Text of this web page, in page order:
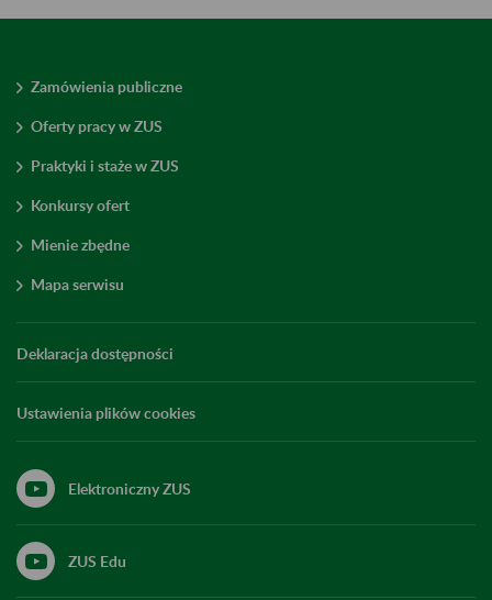
Zamówienia publiczne
Oferty pracy w ZUS
Praktyki i staże w ZUS
Konkursy ofert
Mienie zbędne
Mapa serwisu
Deklaracja dostępności
Ustawienia plików cookies
Elektroniczny ZUS
ZUS Edu